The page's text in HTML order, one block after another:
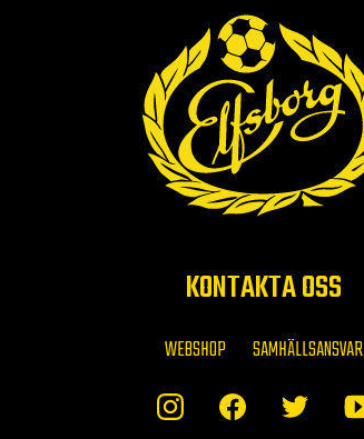
KONTAKTA OSS
WEBSHOP SAMHÄLLSANSVAR